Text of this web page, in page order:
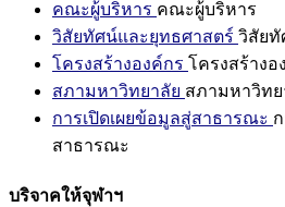
คณะผู้บริหาร คณะผู้บริหาร
วิสัยทัศน์และยุทธศาสตร์ วิสัยทั
โครงสร้างองค์กร โครงสร้างอ
สภามหาวิทยาลัย สภามหาวิทย
การเปิดเผยข้อมูลสู่สาธารณะ
สาธารณะ
บริจาคให้จุฬาฯ